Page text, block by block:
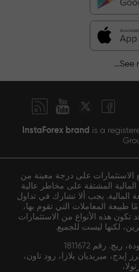
See
InstaForex brand is a
على درجة معينة من
المشتقة على مخاطر عالية
المالية. يجب ألا تشارك في تداول
طبيعة المعاملات التي تقوم بها،
هذه الأنواع من الاستثمارات
لكنها ليست للجميع.
رقم 1811672
إيدج، ميريديان بلازا، رود تاون،